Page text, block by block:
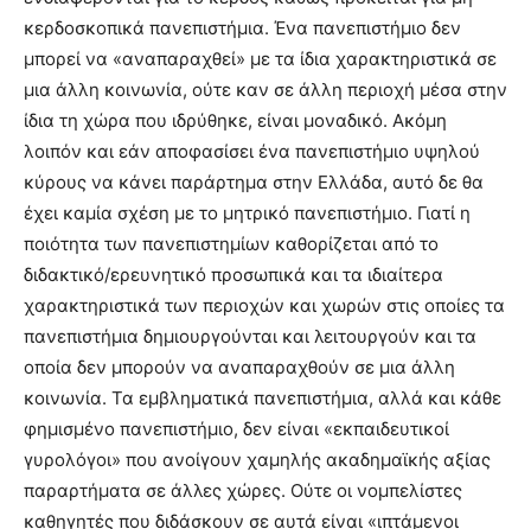
κερδοσκοπικά πανεπιστήμια. Ένα πανεπιστήμιο δεν
μπορεί να «αναπαραχθεί» με τα ίδια χαρακτηριστικά σε
μια άλλη κοινωνία, ούτε καν σε άλλη περιοχή μέσα στην
ίδια τη χώρα που ιδρύθηκε, είναι μοναδικό. Ακόμη
λοιπόν και εάν αποφασίσει ένα πανεπιστήμιο υψηλού
κύρους να κάνει παράρτημα στην Ελλάδα, αυτό δε θα
έχει καμία σχέση με το μητρικό πανεπιστήμιο. Γιατί η
ποιότητα των πανεπιστημίων καθορίζεται από το
διδακτικό/ερευνητικό προσωπικά και τα ιδιαίτερα
χαρακτηριστικά των περιοχών και χωρών στις οποίες τα
πανεπιστήμια δημιουργούνται και λειτουργούν και τα
οποία δεν μπορούν να αναπαραχθούν σε μια άλλη
κοινωνία. Τα εμβληματικά πανεπιστήμια, αλλά και κάθε
φημισμένο πανεπιστήμιο, δεν είναι «εκπαιδευτικοί
γυρολόγοι» που ανοίγουν χαμηλής ακαδημαϊκής αξίας
παραρτήματα σε άλλες χώρες. Ούτε οι νομπελίστες
καθηγητές που διδάσκουν σε αυτά είναι «ιπτάμενοι